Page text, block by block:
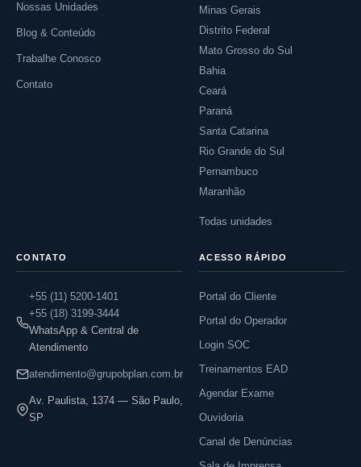
Nossas Unidades
Blog & Conteúdo
Trabalhe Conosco
Contato
Minas Gerais
Distrito Federal
Mato Grosso do Sul
Bahia
Ceará
Paraná
Santa Catarina
Rio Grande do Sul
Pernambuco
Maranhão
Todas unidades
CONTATO
+55 (11) 5200-1401
+55 (18) 3199-3444
WhatsApp & Central de
Atendimento
atendimento@grupobplan.com.br
Av. Paulista, 1374 — São Paulo,
SP
ACESSO RÁPIDO
Portal do Cliente
Portal do Operador
Login SOC
Treinamentos EAD
Agendar Exame
Ouvidoria
Canal de Denúncias